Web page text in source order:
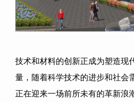
技术和材料的创新正成为塑造现
量，随着科学技术的进步和社会
正在迎来一场前所未有的革新浪